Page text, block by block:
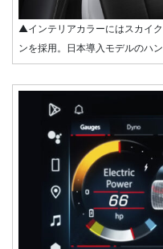
▲インテリアカラーにはスカイ
ンを採用。日本導入モデルのハ